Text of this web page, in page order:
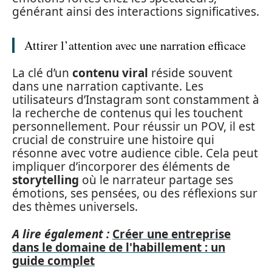
générant ainsi des interactions significatives.
Attirer l’attention avec une narration efficace
La clé d’un contenu viral réside souvent
dans une narration captivante. Les
utilisateurs d’Instagram sont constamment à
la recherche de contenus qui les touchent
personnellement. Pour réussir un POV, il est
crucial de construire une histoire qui
résonne avec votre audience cible. Cela peut
impliquer d’incorporer des éléments de
storytelling où le narrateur partage ses
émotions, ses pensées, ou des réflexions sur
des thèmes universels.
A lire également : Créer une entreprise
dans le domaine de l'habillement : un
guide complet